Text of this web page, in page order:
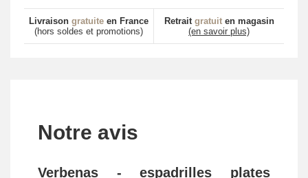
Livraison gratuite en France
(hors soldes et promotions)
Retrait gratuiten magasin
(en savoir plus)
Notre avis
Verbenas - espadrilles plates